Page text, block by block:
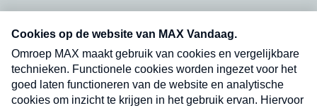
nieuwsbrief. Elke vrijdag- en dinsdagochtend in
uw mailbox.
Verzend